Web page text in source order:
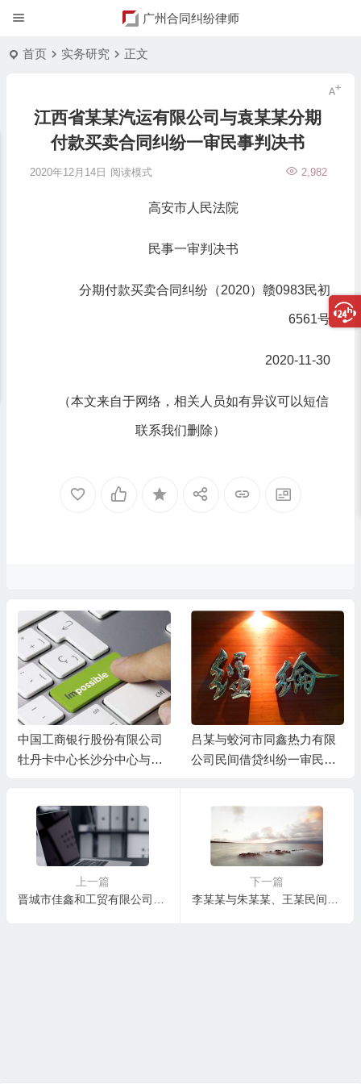
广州合同纠纷律师
首页 实务研究 正文
江西省某某汽运有限公司与袁某某分期
付款买卖合同纠纷一审民事判决书
2020年12月14日 2,982
阅读模式
高安市人民法院
民事一审判决书
分期付款买卖合同纠纷（2020）赣0983民初
6561号
2020-11-30
（本文来自于网络，相关人员如有异议可以短信
联系我们删除）
中国工商银行股份有限公司
牡丹卡中心长沙分中心与谷
吕某与蛟河市同鑫热力有限
公司民间借贷纠纷一审民事
上一篇
晋城市佳鑫和工贸有限公司与刘某买卖合同纠纷二审民事判决书
下一篇
李某某与朱某某、王某民间借贷纠纷一审民事判决书